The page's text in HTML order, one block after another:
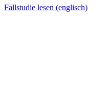
Fallstudie lesen (englisch)